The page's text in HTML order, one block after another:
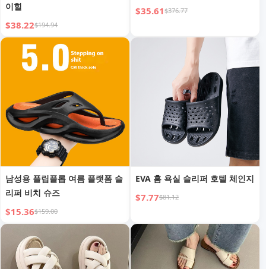
이힐
$38.22$194.94
$35.61$376.77
남성용 플립플롭 여름 플랫폼 슬
리퍼 비치 슈즈
$15.36$159.00
EVA 홈 욕실 슬리퍼 호텔 체인지
$7.77$81.12